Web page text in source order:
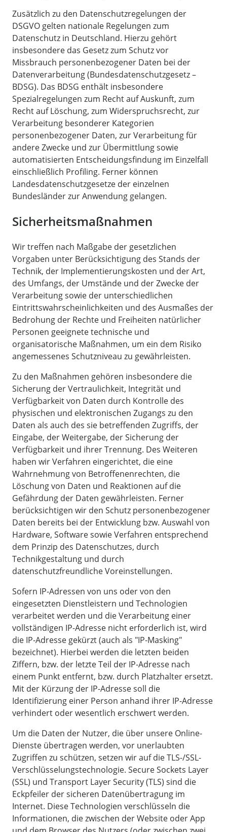
Zusätzlich zu den Datenschutzregelungen der
DSGVO gelten nationale Regelungen zum
Datenschutz in Deutschland. Hierzu gehört
insbesondere das Gesetz zum Schutz vor
Missbrauch personenbezogener Daten bei der
Datenverarbeitung (Bundesdatenschutzgesetz –
BDSG). Das BDSG enthält insbesondere
Spezialregelungen zum Recht auf Auskunft, zum
Recht auf Löschung, zum Widerspruchsrecht, zur
Verarbeitung besonderer Kategorien
personenbezogener Daten, zur Verarbeitung für
andere Zwecke und zur Übermittlung sowie
automatisierten Entscheidungsfindung im Einzelfall
einschließlich Profiling. Ferner können
Landesdatenschutzgesetze der einzelnen
Bundesländer zur Anwendung gelangen.
Sicherheitsmaßnahmen
Wir treffen nach Maßgabe der gesetzlichen
Vorgaben unter Berücksichtigung des Stands der
Technik, der Implementierungskosten und der Art,
des Umfangs, der Umstände und der Zwecke der
Verarbeitung sowie der unterschiedlichen
Eintrittswahrscheinlichkeiten und des Ausmaßes der
Bedrohung der Rechte und Freiheiten natürlicher
Personen geeignete technische und
organisatorische Maßnahmen, um ein dem Risiko
angemessenes Schutzniveau zu gewährleisten.
Zu den Maßnahmen gehören insbesondere die
Sicherung der Vertraulichkeit, Integrität und
Verfügbarkeit von Daten durch Kontrolle des
physischen und elektronischen Zugangs zu den
Daten als auch des sie betreffenden Zugriffs, der
Eingabe, der Weitergabe, der Sicherung der
Verfügbarkeit und ihrer Trennung. Des Weiteren
haben wir Verfahren eingerichtet, die eine
Wahrnehmung von Betroffenenrechten, die
Löschung von Daten und Reaktionen auf die
Gefährdung der Daten gewährleisten. Ferner
berücksichtigen wir den Schutz personenbezogener
Daten bereits bei der Entwicklung bzw. Auswahl von
Hardware, Software sowie Verfahren entsprechend
dem Prinzip des Datenschutzes, durch
Technikgestaltung und durch
datenschutzfreundliche Voreinstellungen.
Sofern IP-Adressen von uns oder von den
eingesetzten Dienstleistern und Technologien
verarbeitet werden und die Verarbeitung einer
vollständigen IP-Adresse nicht erforderlich ist, wird
die IP-Adresse gekürzt (auch als "IP-Masking"
bezeichnet). Hierbei werden die letzten beiden
Ziffern, bzw. der letzte Teil der IP-Adresse nach
einem Punkt entfernt, bzw. durch Platzhalter ersetzt.
Mit der Kürzung der IP-Adresse soll die
Identifizierung einer Person anhand ihrer IP-Adresse
verhindert oder wesentlich erschwert werden.
Um die Daten der Nutzer, die über unsere Online-
Dienste übertragen werden, vor unerlaubten
Zugriffen zu schützen, setzen wir auf die TLS-/SSL-
Verschlüsselungstechnologie. Secure Sockets Layer
(SSL) und Transport Layer Security (TLS) sind die
Eckpfeiler der sicheren Datenübertragung im
Internet. Diese Technologien verschlüsseln die
Informationen, die zwischen der Website oder App